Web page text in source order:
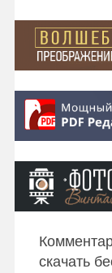
скачать